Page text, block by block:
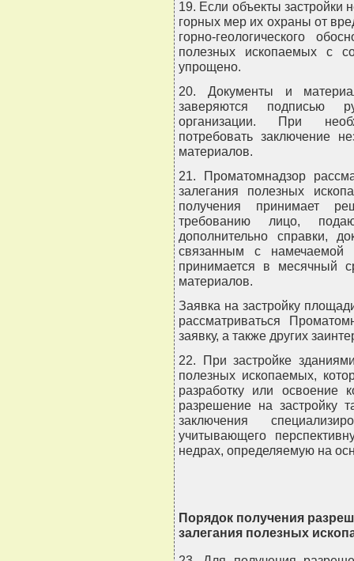
19. Если объекты застройки
горных мер их охраны от
горно-геологического
полезных ископаемых с
упрощено.
20. Документы и
заверяются подписью
организации. При
потребовать заключение
материалов.
21. Проматомнадзор
залегания полезных
получения принимает
требованию лицо,
дополнительно справки,
связанным с намечаемой
принимается в месячный
материалов.
Заявка на застройку
рассматриваться
заявку, а также других
22. При застройке
полезных ископаемых,
разработку или освоение
разрешение на застройку
заключения
учитывающего
недрах, определяемую на
Порядок получения
залегания полезных